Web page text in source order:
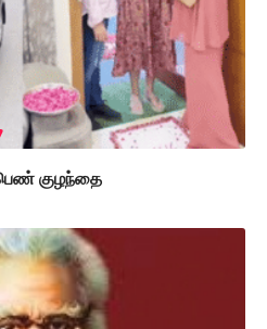
குழந்தை